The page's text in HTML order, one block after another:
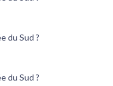
du Sud ?
du Sud ?